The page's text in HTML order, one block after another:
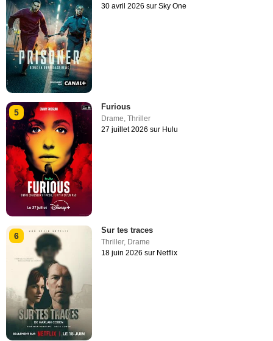
30 avril 2026 sur Sky One
5
Furious
Drame,Thriller
27 juillet 2026 sur Hulu
6
Sur tes traces
Thriller, Drame
18 juin 2026 sur Netflix